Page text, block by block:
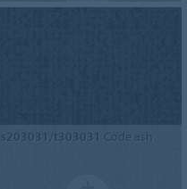
s203031/t303031 Code ash